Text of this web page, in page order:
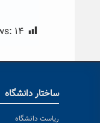
۱۴
ساختار دانشگاه
ریاست دانشگاه